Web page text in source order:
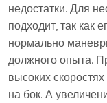
недостатки. Для
подходит, так как
нормально
должного опыта.
высоких
на бок. А